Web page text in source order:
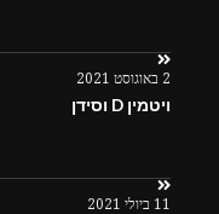
2 באוגוסט 2021
ויטמין D וסידן
11 ביולי 2021